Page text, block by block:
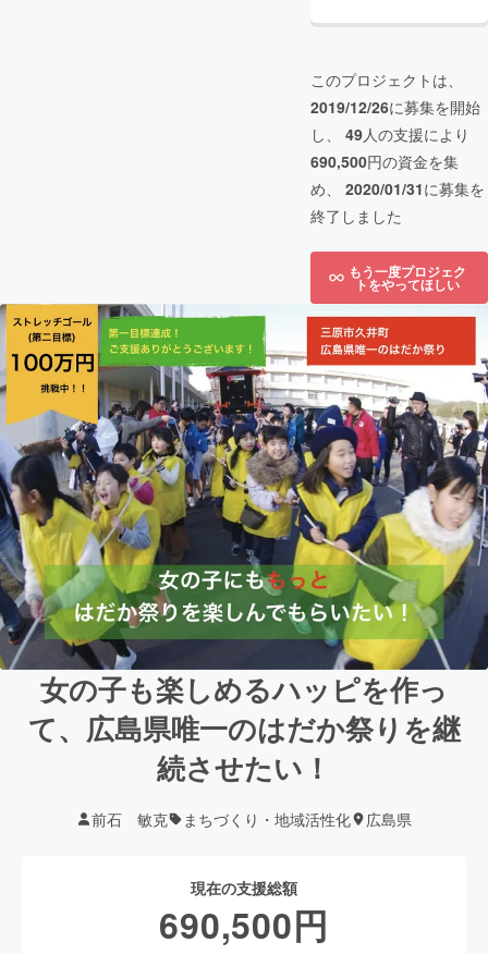
このプロジェクトは、
2019/12/26に募集を開始
し、 49人の支援により
690,500円の資金を集
め、 2020/01/31に募集を
終了しました
もう一度プロジェク
トをやってほしい
女の子も楽しめるハッピを作っ
て、広島県唯一のはだか祭りを継
続させたい！
前石 敏克 まちづくり・地域活性化 広島県
現在の支援総額
690,500円